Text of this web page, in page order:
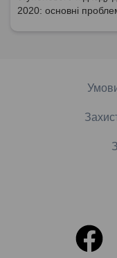
2020: основні